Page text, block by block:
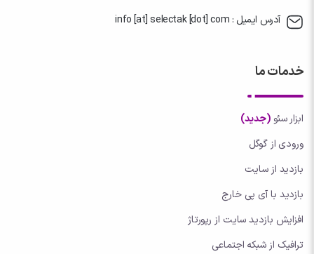
آدرس ایمیل : info [at] selectak [dot] com
خدمات ما
ابزار سئو (جدید)
ورودی از گوگل
بازدید از سایت
بازدید با آی پی خارج
افزایش بازدید سایت از رپورتاژ
ترافیک از شبکه اجتماعی